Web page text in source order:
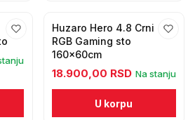
Huzaro Hero 4.8 Crni
RGB Gaming sto
160x60cm
18.900,00 RSD Na stanju
U korpu